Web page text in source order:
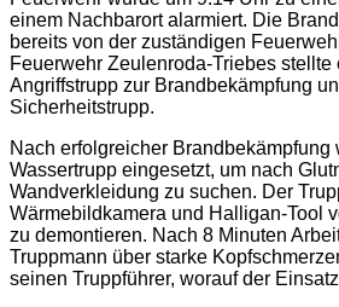
einem Nachbarort alarmiert. Die
bereits von der zuständigen
Feuerwehr Zeulenroda-Triebes stellte
Angriffstrupp zur Brandbekämpfung
Sicherheitstrupp.
Nach erfolgreicher Brandbekämpfung
Wassertrupp eingesetzt, um nach
Wandverkleidung zu suchen. Der
Wärmebildkamera und Halligan-Tool
zu demontieren. Nach 8 Minuten
Truppmann über starke
seinen Truppführer, worauf der